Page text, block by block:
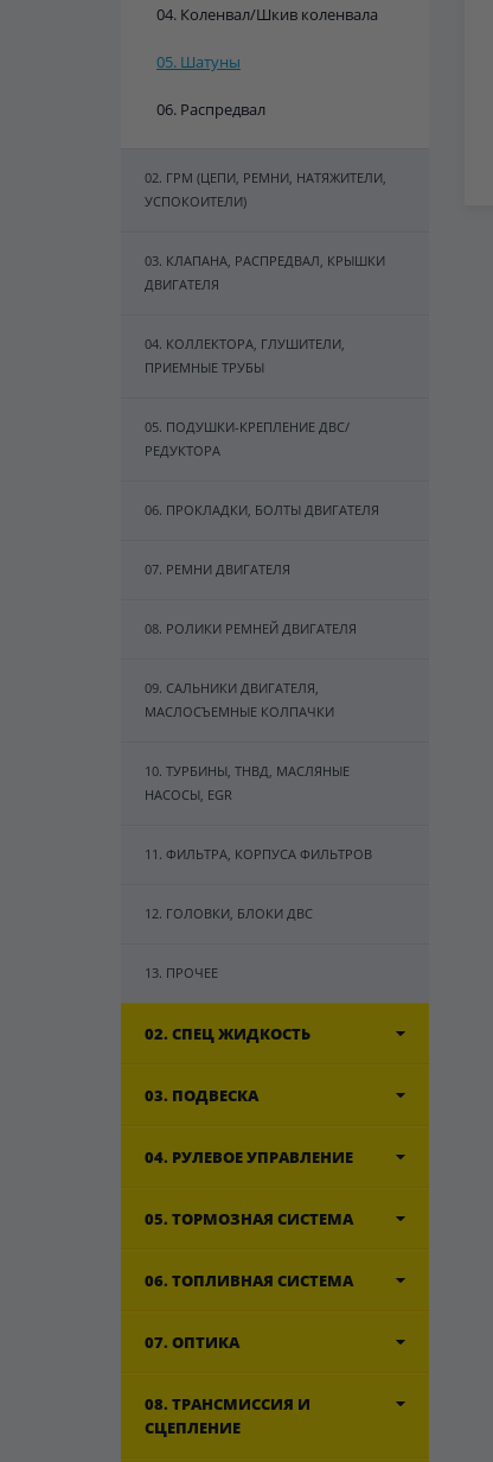
04. Коленвал/Шкив коленвала
05. Шатуны
06. Распредвал
02. ГРМ (ЦЕПИ, РЕМНИ, НАТЯЖИТЕЛИ,
УСПОКОИТЕЛИ)
03. КЛАПАНА, РАСПРЕДВАЛ, КРЫШКИ
ДВИГАТЕЛЯ
04. КОЛЛЕКТОРА, ГЛУШИТЕЛИ,
ПРИЕМНЫЕ ТРУБЫ
05. ПОДУШКИ-КРЕПЛЕНИЕ ДВС/
РЕДУКТОРА
06. ПРОКЛАДКИ, БОЛТЫ ДВИГАТЕЛЯ
07. РЕМНИ ДВИГАТЕЛЯ
08. РОЛИКИ РЕМНЕЙ ДВИГАТЕЛЯ
09. САЛЬНИКИ ДВИГАТЕЛЯ,
МАСЛОСЪЕМНЫЕ КОЛПАЧКИ
10. ТУРБИНЫ, ТНВД, МАСЛЯНЫЕ
НАСОСЫ, EGR
11. ФИЛЬТРА, КОРПУСА ФИЛЬТРОВ
12. ГОЛОВКИ, БЛОКИ ДВС
13. ПРОЧЕЕ
02. СПЕЦ ЖИДКОСТЬ
03. ПОДВЕСКА
04. РУЛЕВОЕ УПРАВЛЕНИЕ
05. ТОРМОЗНАЯ СИСТЕМА
06. ТОПЛИВНАЯ СИСТЕМА
07. ОПТИКА
08. ТРАНСМИССИЯ И
СЦЕПЛЕНИЕ